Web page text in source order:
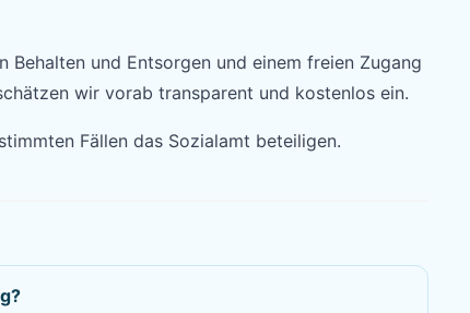
Behalten und Entsorgen und einem freien Zugang
wir vorab transparent und kostenlos ein.
Fällen das Sozialamt beteiligen.